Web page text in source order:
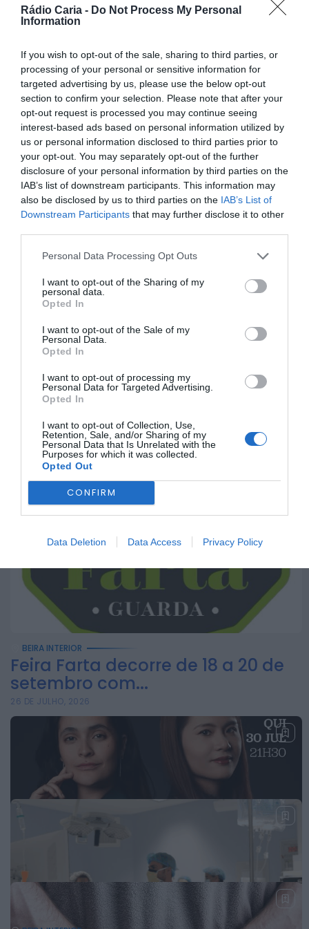
Rádio Caria - Do Not Process My Personal
Information
If you wish to opt-out of the sale, sharing to third parties, or
processing of your personal or sensitive information for
targeted advertising by us, please use the below opt-out
section to confirm your selection. Please note that after your
opt-out request is processed you may continue seeing
interest-based ads based on personal information utilized by
us or personal information disclosed to third parties prior to
your opt-out. You may separately opt-out of the further
disclosure of your personal information by third parties on the
IAB’s list of downstream participants. This information may
also be disclosed by us to third parties on the IAB’s List of
Downstream Participants that may further disclose it to other
Personal Data Processing Opt Outs
I want to opt-out of the Sharing of my
personal data.
Opted In
I want to opt-out of the Sale of my
Personal Data.
Opted In
I want to opt-out of processing my
Personal Data for Targeted Advertising.
Opted In
I want to opt-out of Collection, Use,
Retention, Sale, and/or Sharing of my
Personal Data that Is Unrelated with the
Purposes for which it was collected.
Opted Out
CONFIRM
Data Deletion Data Access Privacy Policy
Rádio Caria
estupefacientes em
Castelo Branco
HOJE, 23:08
Rádio Caria
Covilhã assinala Dia
Internacional da
Juventude com
entradas gratuitas
na Piscina Praia
HOJE, 23:01
Rádio Caria
recebe observação
ONTEM, 22:53
para quatro arguidos
cobre das
telecomunicações....
BEIRA INTERIOR
Fernão Joanes recebe etapa do
Campeonato Nacional de
Supercross a...
26 DE JULHO, 2026
BEIRA INTERIOR
ULS da Guarda realiza primeiro
exame pediátrico na nova
Ressonância...
26 DE JULHO, 2026
BEIRA INTERIOR
Feira Farta decorre de 18 a 20 de
setembro com...
26 DE JULHO, 2026